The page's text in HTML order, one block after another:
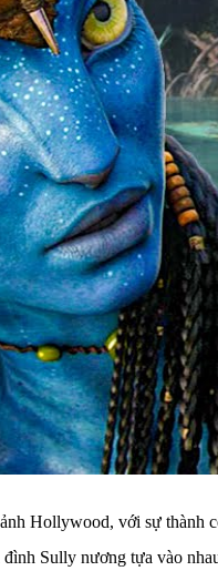
Hollywood, với sự thành
Sully nương tựa vào